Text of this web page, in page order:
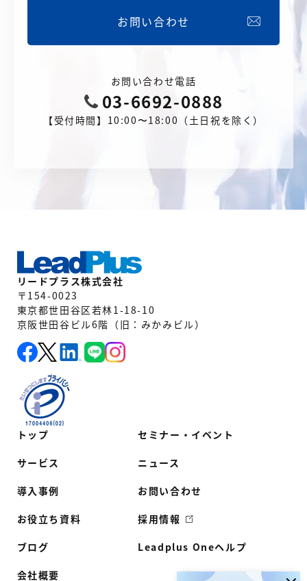
お問い合わせ
お問い合わせ電話
03-6692-0888
【受付時間】10:00〜18:00（土日祝を除く）
トップ
サービス
導入事例
お役立ち資料
ブログ
会社概要
セミナー・イベント
ニュース
お問い合わせ
採用情報
Leadplus Oneヘルプ
リードプラス株式会社
〒154-0023
東京都世田谷区若林1-18-10
京阪世田谷ビル6階（旧：みかみビル）